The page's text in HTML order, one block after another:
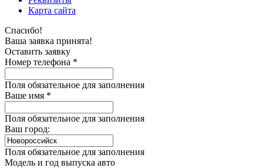
Карта сайта
Спасибо!
Ваша заявка принята!
Оставить заявку
Номер телефона *
Поля обязательное для заполнения
Ваше имя *
Поля обязательное для заполнения
Ваш город:
Поля обязательное для заполнения
Модель и год выпуска авто